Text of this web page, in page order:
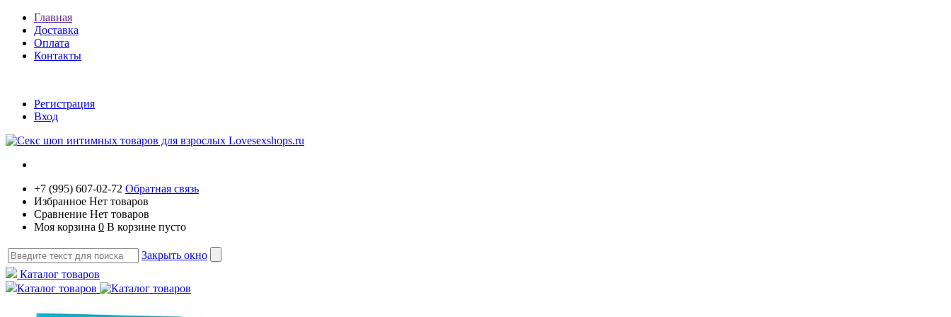
Главная
Доставка
Оплата
Контакты
Регистрация
Вход
+7 (995) 607-02-72 Обратная связь
Избранное Нет товаров
Сравнение Нет товаров
Моя корзина 0 В корзине пусто
Закрыть окно
Каталог товаров
Каталог товаров